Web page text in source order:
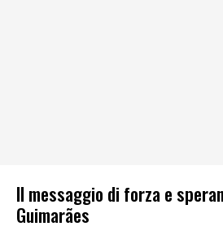
Il messaggio di forza e
Guimarães